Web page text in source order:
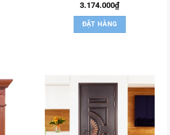
3.174.000₫
ĐẶT HÀNG